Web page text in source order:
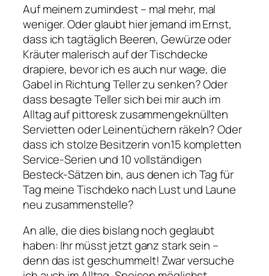
Auf meinem zumindest – mal mehr, mal
weniger. Oder glaubt hier jemand im Ernst,
dass ich tagtäglich Beeren, Gewürze oder
Kräuter malerisch auf der Tischdecke
drapiere, bevor ich es auch nur wage, die
Gabel in Richtung Teller zu senken? Oder
dass besagte Teller sich bei mir auch im
Alltag auf pittoresk zusammengeknüllten
Servietten oder Leinentüchern räkeln? Oder
dass ich stolze Besitzerin von15 kompletten
Service-Serien und 10 vollständigen
Besteck-Sätzen bin, aus denen ich Tag für
Tag meine Tischdeko nach Lust und Laune
neu zusammenstelle?
An alle, die dies bislang noch geglaubt
haben: Ihr müsst jetzt ganz stark sein –
denn das ist geschummelt! Zwar versuche